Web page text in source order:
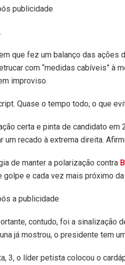
publicidade
que fez um balanço das ações
com “medidas cabíveis” à
improviso.
Quase o tempo todo, o que
certa e pinta de candidato
um recado à extrema direita.
de manter a polarização contra
golpe e cada vez mais próximo
a publicidade
contudo, foi a sinalização
já mostrou, o presidente tem
3, o líder petista colocou o